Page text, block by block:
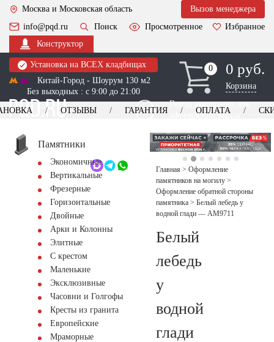
Москва и Московская область
Вызов менеджера
info@pqd.ru
Поиск Просмотренное
Избранное
Конструктор
Установка на ВСЕХ кладбищах
Китай-Город - Шоурум 130 м2
Без выходных : с 9:00 до 21:00
0
0 0 руб.
Корзина
Выезд менеджера для
оформления заказа
+7 (495) 518-44-23
Обратный звонок
ОТЗЫВЫ ГАРАНТИЯ ОПЛАТА
Памятники
Экономичные
Вертикальные
Фрезерные
Горизонтальные
Двойные
Арки и Колонны
Элитные
С крестом
Маленькие
Эксклюзивные
Часовни и Голгофы
Кресты из гранита
Европейские
Мраморные
Главная > Оформление
памятников на могилу >
Оформление обратной стороны
памятника > Белый лебедь у
водной глади — AM9711
Белый
лебедь
у
водной
глади